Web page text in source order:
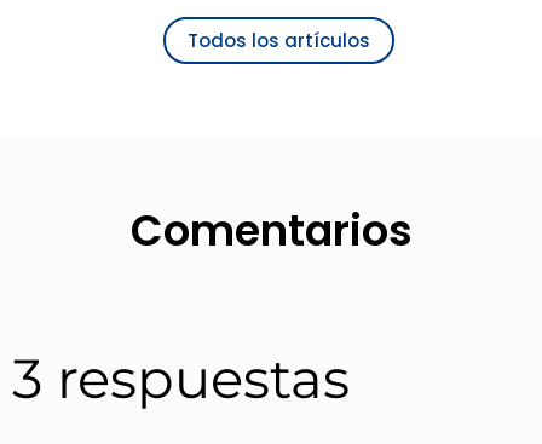
Todos los artículos
Comentarios
3 respuestas